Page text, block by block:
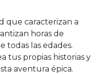
que caracterizan a
horas de
todas las edades.
tus propias historias y
aventura épica.